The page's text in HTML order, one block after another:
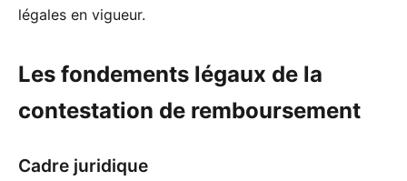
légales en vigueur.
Les fondements légaux de la
contestation de remboursement
Cadre juridique